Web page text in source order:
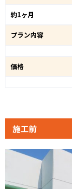
約1ヶ月
プラン内容
価格
施工前